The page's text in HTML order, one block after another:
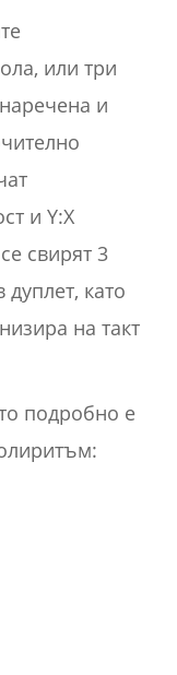
или три
и
и Y:X
свирят 3
като
на такт
подробно е